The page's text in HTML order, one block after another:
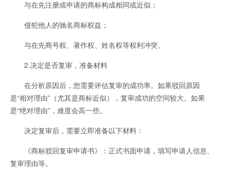
与在先注册或申请的商标构成相同或近似；
侵犯他人的驰名商标权益；
与在先商号权、著作权、姓名权等权利冲突。
2.决定是否复审，准备材料
在分析原因后，您需要评估复审的成功率。如果驳回原因
是“相对理由”（尤其是商标近似），复审成功的空间较大。如果
是“绝对理由”，难度会高一些。
决定复审后，需要立即准备以下材料：
《商标驳回复审申请书》：正式书面申请，填写申请人信息、
复审理由等。